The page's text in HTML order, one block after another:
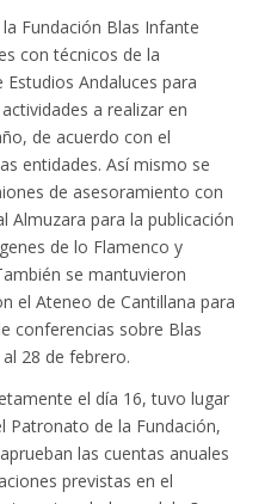
la Fundación Blas Infante
con técnicos de la
Andaluces para
a realizar en
de acuerdo con el
entidades. Así mismo se
de asesoramiento con
Almuzara para la publicación
de lo Flamenco y
se mantuvieron
el Ateneo de Cantillana para
conferencias sobre Blas
28 de febrero.
el día 16, tuvo lugar
Patronato de la Fundación,
las cuentas anuales
previstas en el